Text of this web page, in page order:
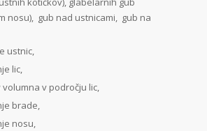
nosu), gub nad ustnicami, gub na
ustnic,
lic,
v področju lic,
brade,
nosu,